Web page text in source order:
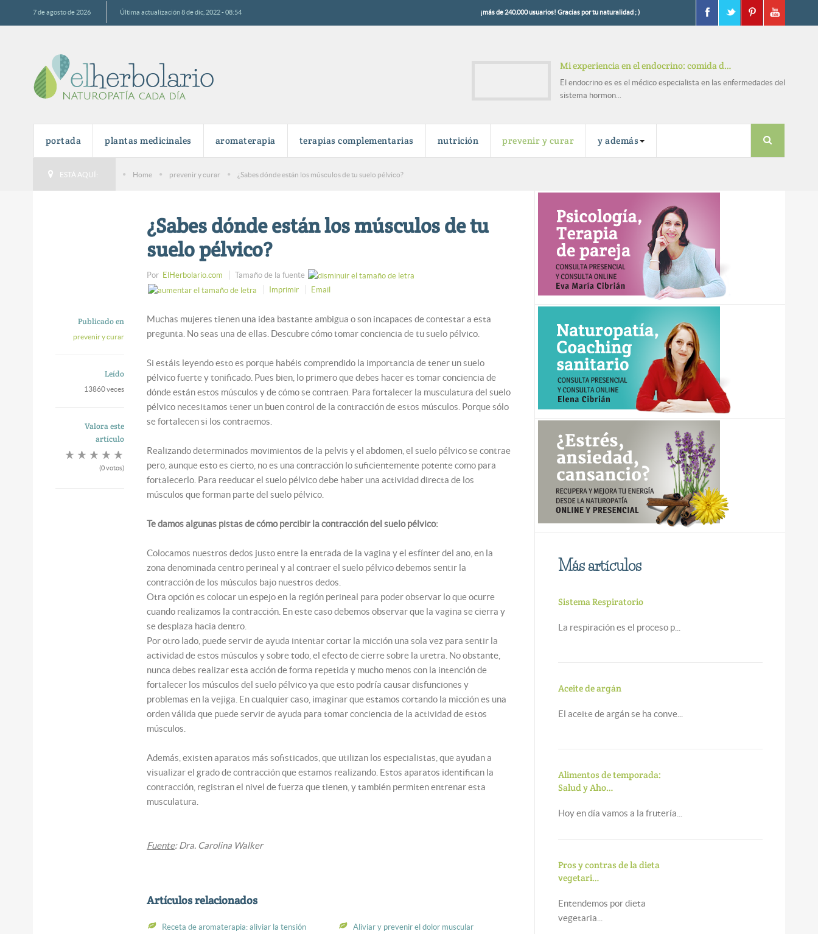
7 de agosto de 2026 Última actualización 8 de dic, 2022 - 08:54 ¡más de 240.000 usuarios! Gracias por tu naturalidad ; )
Mi experiencia en el endocrino: comida d…
El endocrino es es el médico especialista en las enfermedades del
sistema hormon...
portada plantas medicinales aromaterapia terapias complementarias nutrición prevenir y curar y además
ESTÁ AQUÍ: Home prevenir y curar ¿Sabes dónde están los músculos de tu suelo pélvico?
¿Sabes dónde están los músculos de tu
suelo pélvico?
Por ElHerbolario.com
Tamaño de la fuente
Imprimir
Email
Publicado en
prevenir y curar
Leído
13860 veces
Valora este
artículo
(0 votos)
Muchas mujeres tienen una idea bastante ambigua o son incapaces de contestar a esta
pregunta. No seas una de ellas. Descubre cómo tomar conciencia de tu suelo pélvico.
Si estáis leyendo esto es porque habéis comprendido la importancia de tener un suelo
pélvico fuerte y tonificado. Pues bien, lo primero que debes hacer es tomar conciencia de
dónde están estos músculos y de cómo se contraen. Para fortalecer la musculatura del suelo
pélvico necesitamos tener un buen control de la contracción de estos músculos. Porque sólo
se fortalecen si los contraemos.
Realizando determinados movimientos de la pelvis y el abdomen, el suelo pélvico se contrae
pero, aunque esto es cierto, no es una contracción lo suficientemente potente como para
fortalecerlo. Para reeducar el suelo pélvico debe haber una actividad directa de los
músculos que forman parte del suelo pélvico.
Te damos algunas pistas de cómo percibir la contracción del suelo pélvico:
Colocamos nuestros dedos justo entre la entrada de la vagina y el esfínter del ano, en la
zona denominada centro perineal y al contraer el suelo pélvico debemos sentir la
contracción de los músculos bajo nuestros dedos.
Otra opción es colocar un espejo en la región perineal para poder observar lo que ocurre
cuando realizamos la contracción. En este caso debemos observar que la vagina se cierra y
se desplaza hacia dentro.
Por otro lado, puede servir de ayuda intentar cortar la micción una sola vez para sentir la
actividad de estos músculos y sobre todo, el efecto de cierre sobre la uretra. No obstante,
nunca debes realizar esta acción de forma repetida y mucho menos con la intención de
fortalecer los músculos del suelo pélvico ya que esto podría causar disfunciones y
problemas en la vejiga. En cualquier caso, imaginar que estamos cortando la micción es una
orden válida que puede servir de ayuda para tomar conciencia de la actividad de estos
músculos.
Además, existen aparatos más sofisticados, que utilizan los especialistas, que ayudan a
visualizar el grado de contracción que estamos realizando. Estos aparatos identifican la
contracción, registran el nivel de fuerza que tienen, y también permiten entrenar esta
musculatura.
Fuente: Dra. Carolina Walker
Artículos relacionados
Receta de aromaterapia: aliviar la tensión
Aliviar y prevenir el dolor muscular
Más artículos
Sistema Respiratorio
La respiración es el proceso p...
Aceite de argán
El aceite de argán se ha conve...
Alimentos de temporada:
Salud y Aho…
Hoy en día vamos a la frutería...
Pros y contras de la dieta
vegetari…
Entendemos por dieta
vegetaria...